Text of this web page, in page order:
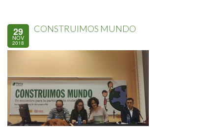
29
NOV
2018
CONSTRUIMOS MUNDO